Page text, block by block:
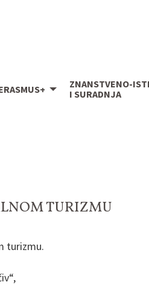
ZNANSTVENO-
I SURADNJA
TURIZMU
turizmu.